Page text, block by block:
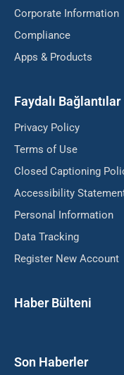
Corporate Information
Compliance
Apps & Products
Faydalı Bağlantılar
Privacy Policy
Terms of Use
Closed Captioning
Accessibility
Personal Information
Data Tracking
Register New Account
Haber Bülteni
Son Haberler